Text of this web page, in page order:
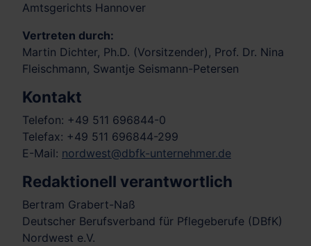
Amtsgerichts Hannover
Vertreten durch:
Martin Dichter, Ph.D. (Vorsitzender), Prof. Dr. Nina
Fleischmann, Swantje Seismann-Petersen
Kontakt
Telefon: +49 511 696844-0
Telefax: +49 511 696844-299
E-Mail: nordwest@dbfk-unternehmer.de
Redaktionell verantwortlich
Bertram Grabert-Naß
Deutscher Berufsverband für Pflegeberufe (DBfK)
Nordwest e.V.